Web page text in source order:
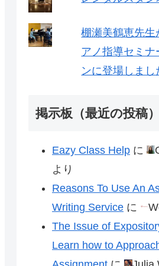
棚瀬美鶴恵先生
アノ指導セミナ
ンに登場しまし
掲示板（最近の投稿）
Eazy Class Help に
より
Reasons To Use An
Writing Service に
The Issue of
Learn how to